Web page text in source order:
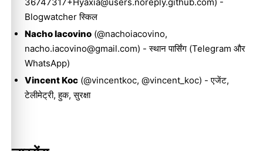
36747317+Hyaxia@users.noreply.github.com) -
Blogwatcher स्किल
Nacho Iacovino(@nachoiacovino,
nacho.iacovino@gmail.com) - स्थान पार्सिंग (Telegram और
WhatsApp)
Vincent Koc(@vincentkoc, @vincent_koc) - एजेंट,
टेलीमेट्री, हुक, सुरक्षा